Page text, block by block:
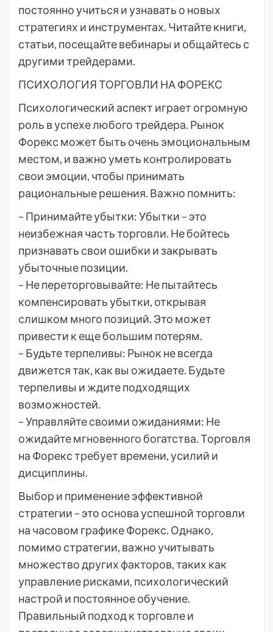
постоянно учиться и узнавать о новых
стратегиях и инструментах. Читайте книги,
статьи, посещайте вебинары и общайтесь с
другими трейдерами.
ПСИХОЛОГИЯ ТОРГОВЛИ НА ФОРЕКС
Психологический аспект играет огромную
роль в успехе любого трейдера. Рынок
Форекс может быть очень эмоциональным
местом, и важно уметь контролировать
свои эмоции, чтобы принимать
рациональные решения. Важно помнить:
– Принимайте убытки: Убытки – это
неизбежная часть торговли. Не бойтесь
признавать свои ошибки и закрывать
убыточные позиции.
– Не переторговывайте: Не пытайтесь
компенсировать убытки, открывая
слишком много позиций. Это может
привести к еще большим потерям.
– Будьте терпеливы: Рынок не всегда
движется так, как вы ожидаете. Будьте
терпеливы и ждите подходящих
возможностей.
– Управляйте своими ожиданиями: Не
ожидайте мгновенного богатства. Торговля
на Форекс требует времени, усилий и
дисциплины.
Выбор и применение эффективной
стратегии – это основа успешной торговли
на часовом графике Форекс. Однако,
помимо стратегии, важно учитывать
множество других факторов, таких как
управление рисками, психологический
настрой и постоянное обучение.
Правильный подход к торговле и